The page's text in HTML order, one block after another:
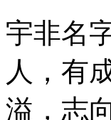
宇非名
人，有
溢，志